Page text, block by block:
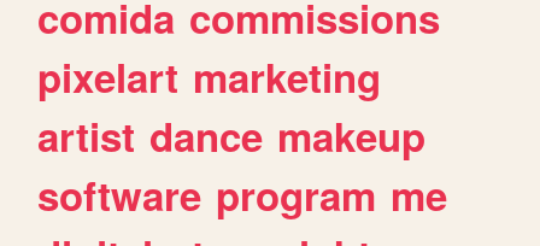
comida commissions
pixelart marketing
artist dance makeup
software program me